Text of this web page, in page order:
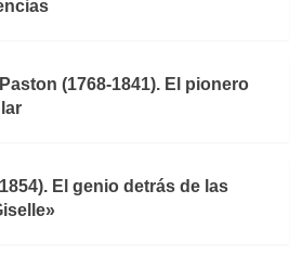
(1768-1841). El pionero
El genio detrás de las